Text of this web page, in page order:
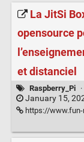
La JitSi
opensource
et distanciel
Raspberry_Pi ·
January 15,
https://www.fun-mooc.fr/fr/